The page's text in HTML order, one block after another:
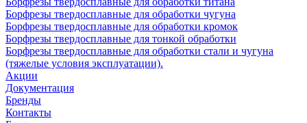
Борфрезы твердосплавные для обработки чугуна
Борфрезы твердосплавные для обработки кромок
Борфрезы твердосплавные для тонкой обработки
Борфрезы твердосплавные для обработки стали и чугуна
(тяжелые условия эксплуатации).
Акции
Документация
Бренды
Контакты